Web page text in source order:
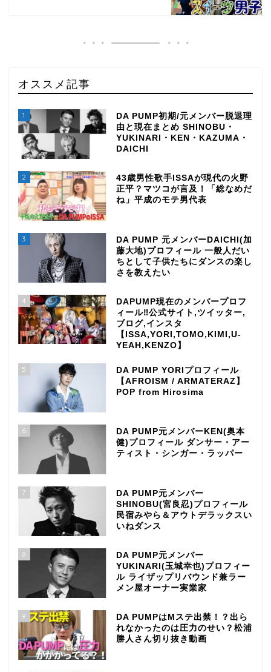
オススメ記事
1
DA PUMP初期/元メンバー脱退理
由と現在まとめ SHINOBU・
YUKINARI・KEN・KAZUMA・
DAICHI
2
43歳男性歌手ISSAが現代の火野
正平？マツコが言及！「総なめだ
ね」平成のモテ男代表
3
DA PUMP 元メンバーDAICHI(加
藤大地)プロフィール 一般人だい
ちとして子供たちにダンスの楽し
さを教えたい
4
DAPUMP現在のメンバープロフ
ィール‼公式サイト,ツイッター,
ブログ,インスタ
【ISSA,YORI,TOMO,KIMI,U-
YEAH,KENZO】
5
DA PUMP YORIプロフィール
【AFROISM / ARMATERAZ】
POP from Hirosima
6
DA PUMP元メンバーKEN(奥本
健)プロフィール ダンサー・アー
ティスト・シンガー・ラッパー
7
DA PUMP元メンバー
SHINOBU(宮良忍)プロフィール
民宿みやら＆アウトデラックスい
いねダンス
8
DA PUMP元メンバー
YUKINARI(玉城幸也)プロフィー
ル ライザップリバウンド兼ラー
メン屋オーナー実業家
9
DA PUMPはMステ出禁！？出ら
れなかったのは圧力のせい？松浦
勝人さん切り抜き動画